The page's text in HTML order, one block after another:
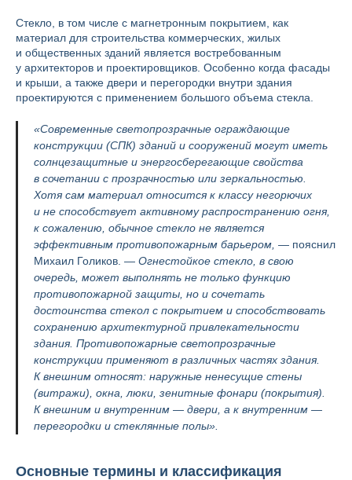
Стекло, в том числе с магнетронным покрытием, как
материал для строительства коммерческих, жилых
и общественных зданий является востребованным
у архитекторов и проектировщиков. Особенно когда фасады
и крыши, а также двери и перегородки внутри здания
проектируются с применением большого объема стекла.
«Современные светопрозрачные ограждающие
конструкции (СПК) зданий и сооружений могут иметь
солнцезащитные и энергосберегающие свойства
в сочетании с прозрачностью или зеркальностью.
Хотя сам материал относится к классу негорючих
и не способствует активному распространению огня,
к сожалению, обычное стекло не является
эффективным противопожарным барьером, — пояснил
Михаил Голиков. — Огнестойкое стекло, в свою
очередь, может выполнять не только функцию
противопожарной защиты, но и сочетать
достоинства стекол с покрытием и способствовать
сохранению архитектурной привлекательности
здания. Противопожарные светопрозрачные
конструкции применяют в различных частях здания.
К внешним относят: наружные ненесущие стены
(витражи), окна, люки, зенитные фонари (покрытия).
К внешним и внутренним — двери, а к внутренним —
перегородки и стеклянные полы».
Основные термины и классификация